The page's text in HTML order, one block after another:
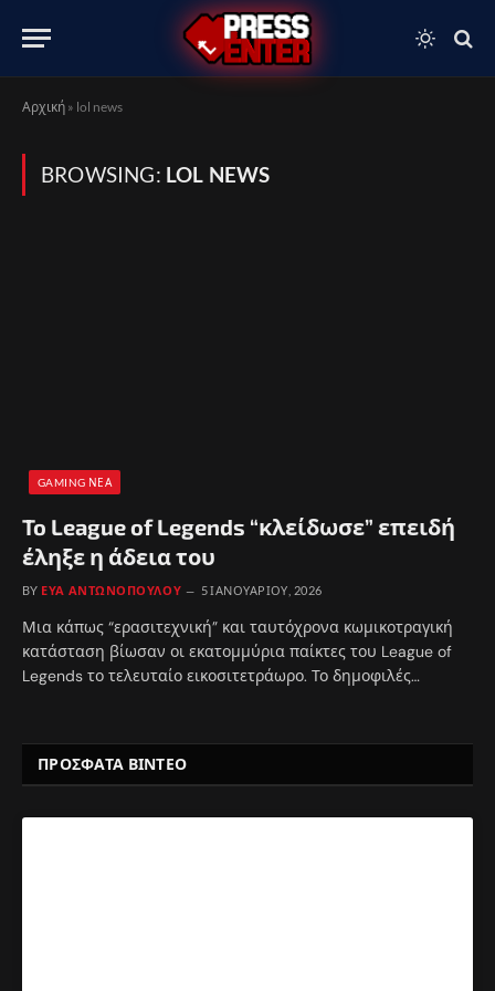
Αρχική » lol news
BROWSING: LOL NEWS
GAMING ΝΈΑ
To League of Legends “κλείδωσε” επειδή
έληξε η άδεια του
BY ΕΎΑ ΑΝΤΩΝΟΠΟΎΛΟΥ 5 ΙΑΝΟΥΑΡΊΟΥ, 2026
Μια κάπως “ερασιτεχνική” και ταυτόχρονα κωμικοτραγική
κατάσταση βίωσαν οι εκατομμύρια παίκτες του League of
Legends το τελευταίο εικοσιτετράωρο. Το δημοφιλές…
ΠΡΟΣΦΑΤΑ ΒΙΝΤΕΟ